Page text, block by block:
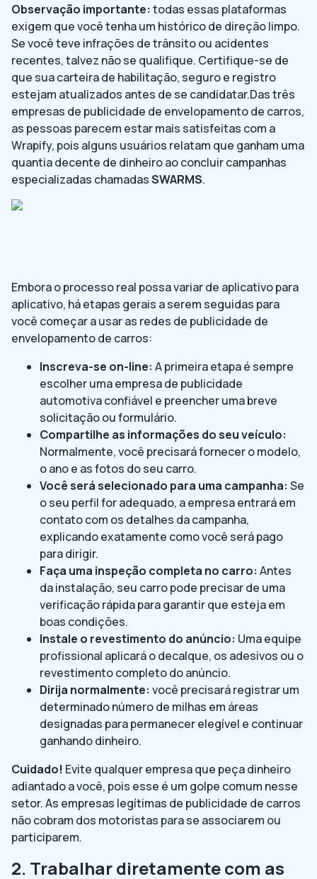
Observação importante: todas essas plataformas
exigem que você tenha um histórico de direção limpo.
Se você teve infrações de trânsito ou acidentes
recentes, talvez não se qualifique. Certifique-se de
que sua carteira de habilitação, seguro e registro
estejam atualizados antes de se candidatar.Das três
empresas de publicidade de envelopamento de carros,
as pessoas parecem estar mais satisfeitas com a
Wrapify, pois alguns usuários relatam que ganham uma
quantia decente de dinheiro ao concluir campanhas
especializadas chamadasSWARMS.
Embora o processo real possa variar de aplicativo para
aplicativo, há etapas gerais a serem seguidas para
você começar a usar as redes de publicidade de
envelopamento de carros:
Inscreva-se on-line: A primeira etapa é sempre
escolher uma empresa de publicidade
automotiva confiável e preencher uma breve
solicitação ou formulário.
Compartilhe as informações do seu veículo:
Normalmente, você precisará fornecer o modelo,
o ano e as fotos do seu carro.
Você será selecionado para uma campanha: Se
o seu perfil for adequado, a empresa entrará em
contato com os detalhes da campanha,
explicando exatamente como você será pago
para dirigir.
Faça uma inspeção completa no carro: Antes
da instalação, seu carro pode precisar de uma
verificação rápida para garantir que esteja em
boas condições.
Instale o revestimento do anúncio: Uma equipe
profissional aplicará o decalque, os adesivos ou o
revestimento completo do anúncio.
Dirija normalmente: você precisará registrar um
determinado número de milhas em áreas
designadas para permanecer elegível e continuar
ganhando dinheiro.
Cuidado! Evite qualquer empresa que peça dinheiro
adiantado a você, pois esse é um golpe comum nesse
setor. As empresas legítimas de publicidade de carros
não cobram dos motoristas para se associarem ou
participarem.
2. Trabalhar diretamente com as